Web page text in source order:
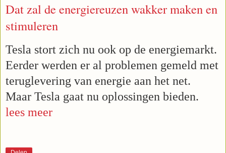
Dat zal de energiereuzen wakker maken en
stimuleren
Tesla stort zich nu ook op de energiemarkt.
Eerder werden er al problemen gemeld met
teruglevering van energie aan het net.
Maar Tesla gaat nu oplossingen bieden.
lees meer